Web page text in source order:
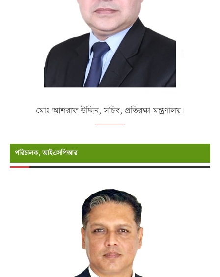
মোঃ আশরাফ উদ্দিন, সচিব, প্রতিরক্ষা মন্ত্রণালয়।
পরিচালক, আইএসপিআর